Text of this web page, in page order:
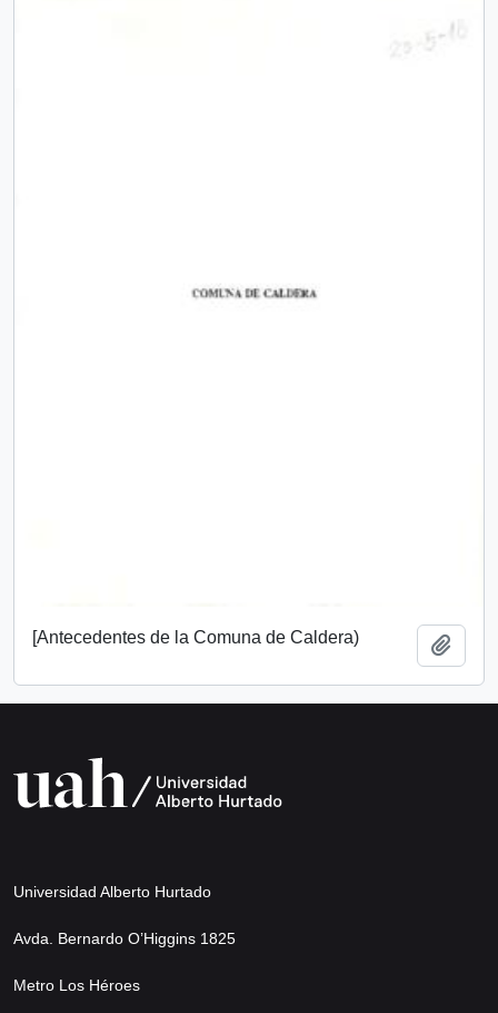
[Antecedentes de la Comuna de Caldera)
Universidad Alberto Hurtado
Avda. Bernardo O’Higgins 1825
Metro Los Héroes